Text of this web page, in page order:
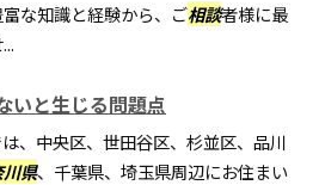
な知識と経験から、ご相談者様に最
いと生じる問題点
、中央区、世田谷区、杉並区、品川
県、千葉県、埼玉県周辺にお住まい